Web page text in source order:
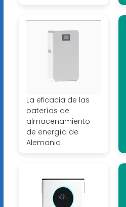
La eficacia de las
baterías de
almacenamiento
de energía de
Alemania